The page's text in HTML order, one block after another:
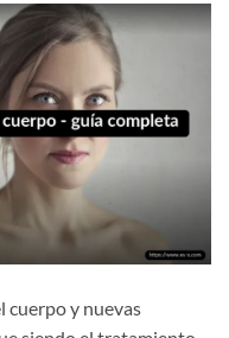
cuerpo y nuevas